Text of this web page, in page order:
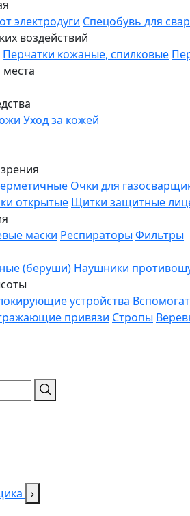
электродуги Спецобувь для
воздействий
Перчатки кожаные, спилковые
Уход за кожей
Очки для
открытые Щитки защитные
маски Респираторы Фильтры
(беруши) Наушники
устройства
привязи Стропы
›